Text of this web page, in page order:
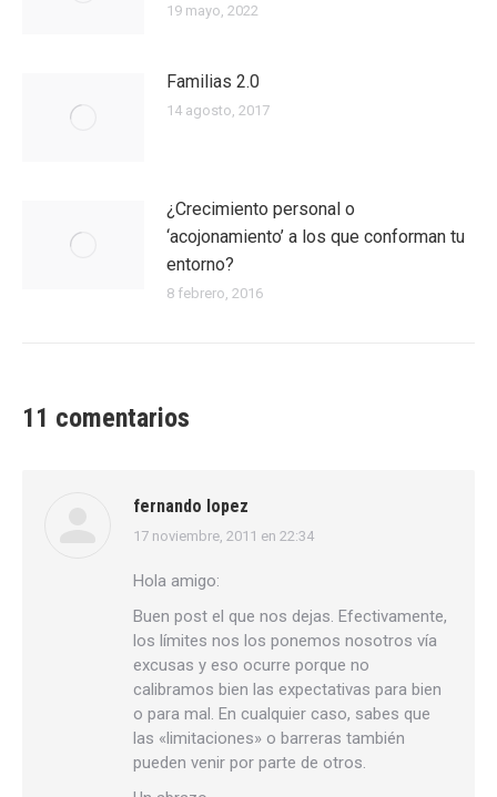
19 mayo, 2022
Familias 2.0
14 agosto, 2017
¿Crecimiento personal o
‘acojonamiento’ a los que conforman tu
entorno?
8 febrero, 2016
11 comentarios
fernando lopez
dice:
17 noviembre, 2011 en 22:34
Hola amigo:
Buen post el que nos dejas. Efectivamente,
los límites nos los ponemos nosotros vía
excusas y eso ocurre porque no
calibramos bien las expectativas para bien
o para mal. En cualquier caso, sabes que
las «limitaciones» o barreras también
pueden venir por parte de otros.